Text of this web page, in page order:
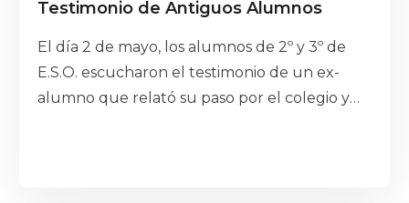
Testimonio de Antiguos Alumnos
El día 2 de mayo, los alumnos de 2º y 3º de
E.S.O. escucharon el testimonio de un ex-
alumno que relató su paso por el colegio y